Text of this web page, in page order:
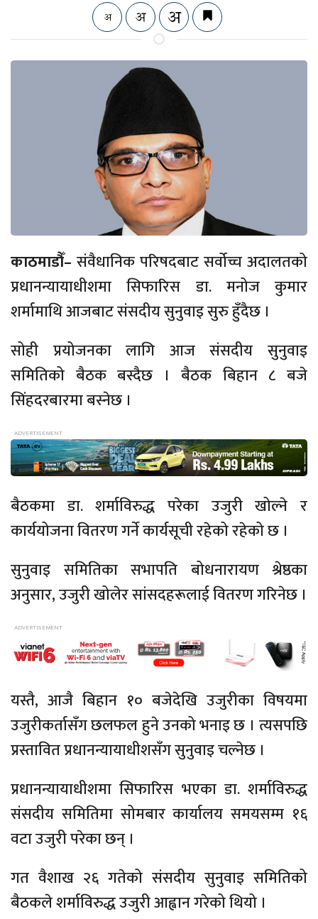
काठमाडौँ– संवैधानिक परिषदबाट सर्वोच्च अदालतको
प्रधानन्यायाधीशमा सिफारिस डा. मनोज कुमार
शर्मामाथि आजबाट संसदीय सुनुवाइ सुरु हुँदैछ ।
सोही प्रयोजनका लागि आज संसदीय सुनुवाइ
समितिको बैठक बस्दैछ । बैठक बिहान ८ बजे
सिंहदरबारमा बस्नेछ ।
बैठकमा डा. शर्माविरुद्ध परेका उजुरी खोल्ने र
कार्ययोजना वितरण गर्ने कार्यसूची रहेको रहेको छ ।
सुनुवाइ समितिका सभापति बोधनारायण श्रेष्ठका
अनुसार, उजुरी खोलेर सांसदहरूलाई वितरण गरिनेछ ।
यस्तै, आजै बिहान १० बजेदेखि उजुरीका विषयमा
उजुरीकर्तासँग छलफल हुने उनको भनाइ छ । त्यसपछि
प्रस्तावित प्रधानन्यायाधीशसँग सुनुवाइ चल्नेछ ।
प्रधानन्यायाधीशमा सिफारिस भएका डा. शर्माविरुद्ध
संसदीय समितिमा सोमबार कार्यालय समयसम्म १६
वटा उजुरी परेका छन् ।
गत वैशाख २६ गतेको संसदीय सुनुवाइ समितिको
बैठकले शर्माविरुद्ध उजुरी आह्वान गरेको थियो ।